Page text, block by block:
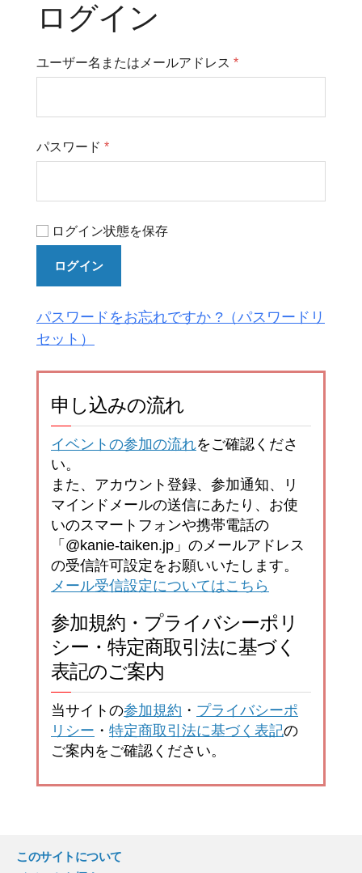
ログイン
ユーザー名またはメールアドレス *
パスワード *
ログイン状態を保存
ログイン
パスワードをお忘れですか ?
申し込みの流れ
イベントの参加の流れをご確認くださ
い。
また、アカウント登録、参加通知、リ
マインドメールの送信にあたり、お使
いのスマートフォンや携帯電話の
「@kanie-taiken.jp」のメールアドレス
の受信許可設定をお願いいたします。
メール受信設定についてはこちら
参加規約・プライバシーポリ
シー・特定商取引法に基づく
表記のご案内
当サイトの参加規約 ・ プライバシーポ
リシー ・ 特定商取引法に基づく表記の
ご案内をご確認ください。
このサイトについて